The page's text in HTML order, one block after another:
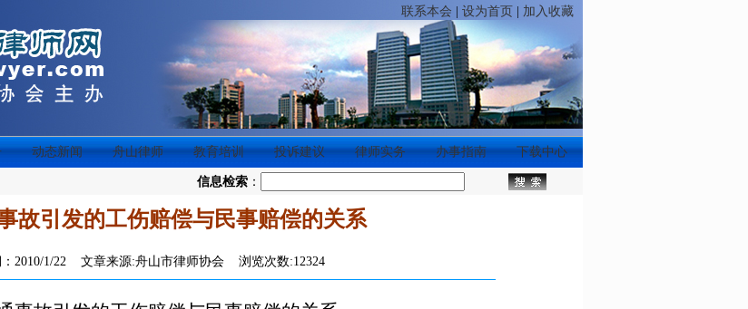
联系本会 设为首页 加入收藏
动态新闻 舟山律师 教育培训 投诉建议 律师实务 办事指南 下载中心
信息检索 ：
故引发的工伤赔偿与民事赔偿的关系
：2010/1/22 文章来源:舟山市律师协会 浏览次数:12324